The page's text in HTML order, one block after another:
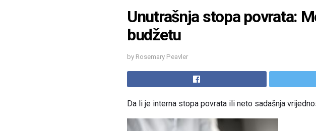
Unutrašnja stopa povrata:
budžetu
by Rosemary Peavler
Da li je interna stopa povrata ili neto sadašnja